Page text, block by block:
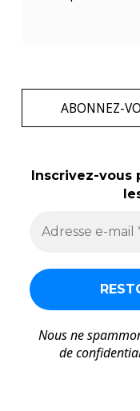
ABONNEZ-
Inscrivez-vous
Nous ne
de